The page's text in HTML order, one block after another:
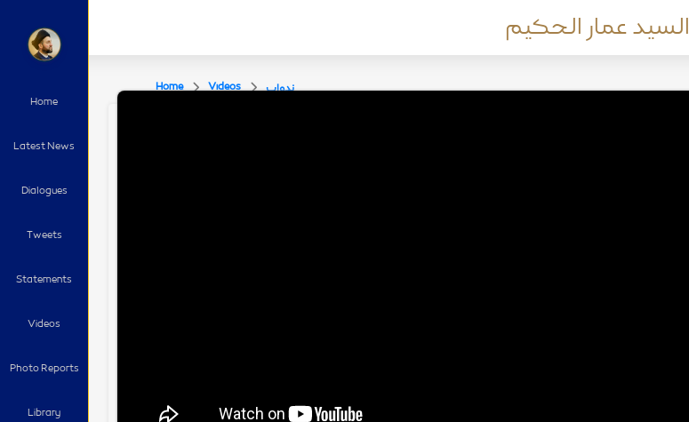
Home
Latest News
Dialogues
Tweets
Statements
Videos
Photo Reports
Library
السيد عمار الحكيم
Home Videos ندوات